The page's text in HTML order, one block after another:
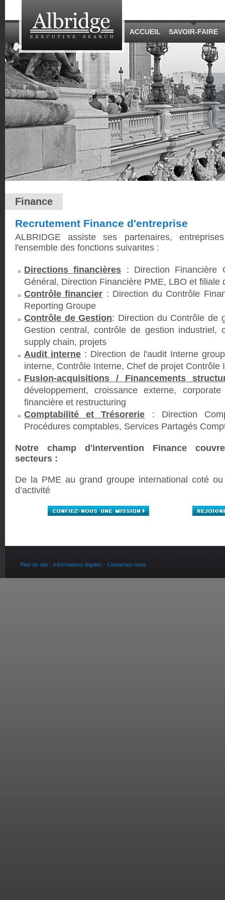
ACCUEIL SAVOIR-FAIRE
Finance
Recrutement Finance d'entreprise
ALBRIDGE assiste ses partenaires,
l'ensemble des fonctions suivantes :
Directions financières : Direction Financière
Général, Direction Financière PME, LBO et filiale
Contrôle financier : Direction du Contrôle
Reporting Groupe
Contrôle de Gestion: Direction du Contrôle de
Gestion central, contrôle de gestion industriel,
supply chain, projets
Audit interne : Direction de l'audit Interne
interne, Contrôle Interne, Chef de projet Contrôle
Fusion-acquisitions / Financements
développement, croissance externe,
financière et restructuring
Comptabilité et Trésorerie : Direction
Procédures comptables, Services Partagés
Notre champ d'intervention Finance
secteurs :
De la PME au grand groupe international coté
d’activité
Plan du site - Informations légales - Contactez-nous